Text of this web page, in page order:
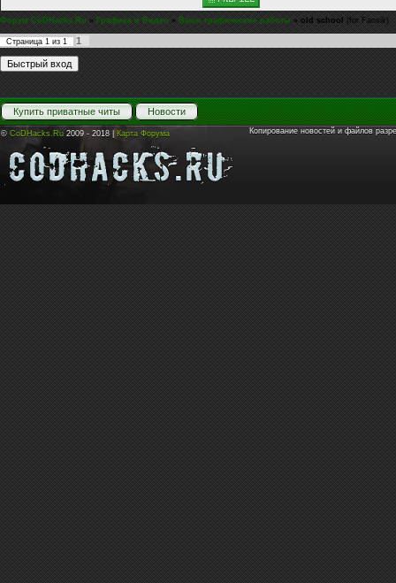
Форум CoDHacks.Ru » Графика и Видео » Ваши графические работы » old school (for Fansik)
Страница 1 из 1 1
Купить приватные читы Новости
© CoDHacks.Ru 2009 - 2018 | Карта Форума Копирование новостей и файлов